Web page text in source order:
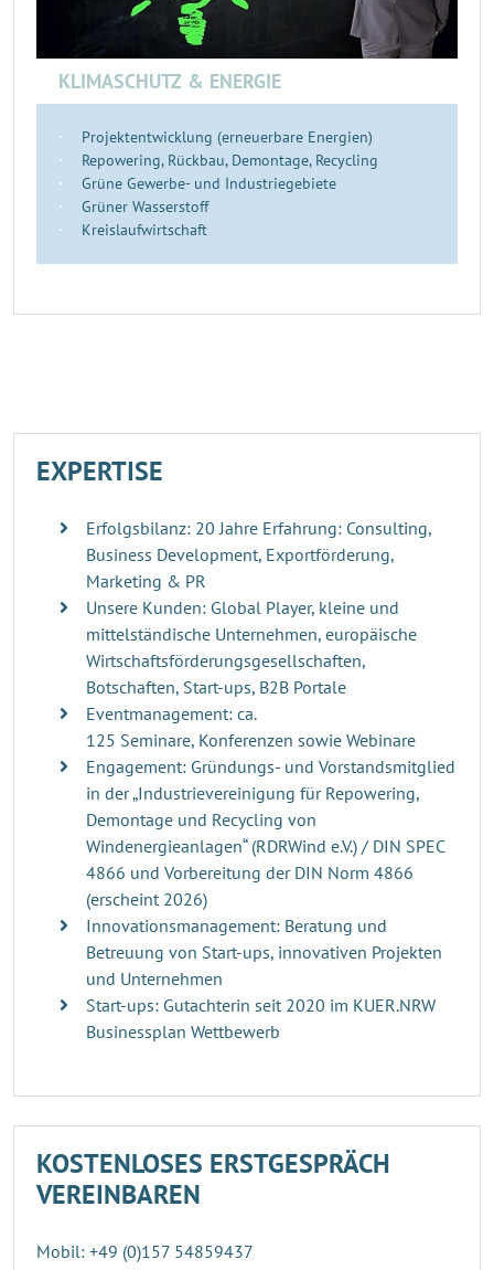
KLIMASCHUTZ & ENERGIE
Projektentwicklung (erneuerbare Energien)
Repowering, Rückbau, Demontage, Recycling
Grüne Gewerbe- und Industriegebiete
Grüner Wasserstoff
Kreislaufwirtschaft
EXPERTISE
Erfolgsbilanz: 20 Jahre Erfahrung: Consulting,
Business Development, Exportförderung,
Marketing & PR
Unsere Kunden: Global Player, kleine und
mittelständische Unternehmen, europäische
Wirtschaftsförderungsgesellschaften,
Botschaften, Start-ups, B2B Portale
Eventmanagement: ca.
125 Seminare, Konferenzen sowie Webinare
Engagement: Gründungs- und Vorstandsmitglied
in der „Industrievereinigung für Repowering,
Demontage und Recycling von
Windenergieanlagen“ (RDRWind e.V.) / DIN SPEC
4866 und Vorbereitung der DIN Norm 4866
(erscheint 2026)
Innovationsmanagement: Beratung und
Betreuung von Start-ups, innovativen Projekten
und Unternehmen
Start-ups: Gutachterin seit 2020 im KUER.NRW
Businessplan Wettbewerb
KOSTENLOSES ERSTGESPRÄCH
VEREINBAREN
Mobil: +49 (0)157 54859437